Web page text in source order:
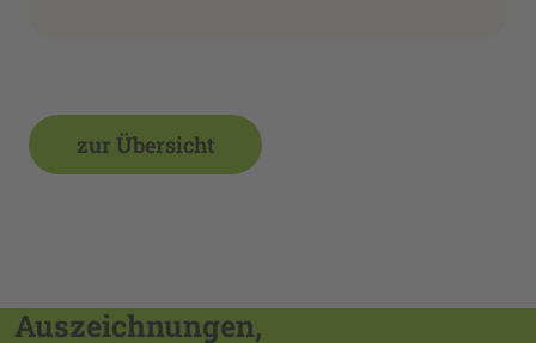
zur Übersicht
Auszeichnungen,